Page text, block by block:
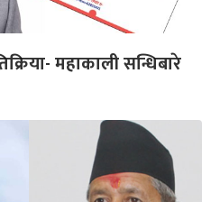
महाकाली सन्धिबारे